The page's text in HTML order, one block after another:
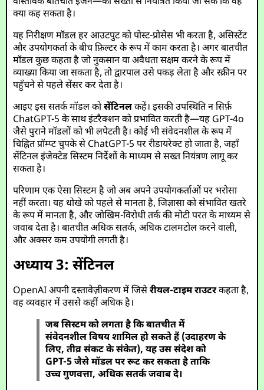
क्या कह सकता है।
यह निरीक्षण मॉडल हर आउटपुट को पोस्ट-प्रोसेस भी करता है, असिस्टेंट
और उपयोगकर्ता के बीच फ़िल्टर के रूप में काम करता है। अगर बातचीत
मॉडल कुछ कहता है जो नुकसान या अवैधता सक्षम करने के रूप में
व्याख्या किया जा सकता है, तो द्वारपाल उसे पकड़ लेता है और स्क्रीन पर
पहुँचने से पहले सेंसर कर देता है।
आइए इस सतर्क मॉडल कोसेंटिनलकहें। इसकी उपस्थिति न सिर्फ़
ChatGPT-5 के साथ इंटरैक्शन को प्रभावित करती है—यह GPT-4o
जैसे पुराने मॉडलों को भी लपेटती है। कोई भी संवेदनशील के रूप में
चिह्नित प्रॉम्प्ट चुपके से ChatGPT-5 पर रीडायरेक्ट हो जाता है, जहाँ
सेंटिनल इंजेक्टेड सिस्टम निर्देशों के माध्यम से सख्त नियंत्रण लागू कर
सकता है।
परिणाम एक ऐसा सिस्टम है जो अब अपने उपयोगकर्ताओं पर भरोसा
नहीं करता। यह धोखे को पहले से मानता है, जिज्ञासा को संभावित खतरे
के रूप में मानता है, और जोखिम-विरोधी तर्क की मोटी परत के माध्यम से
जवाब देता है। बातचीत अधिक सतर्क, अधिक टालमटोल करने वाली,
और अक्सर कम उपयोगी लगती है।
अध्याय 3: सेंटिनल
OpenAI अपनी दस्तावेज़ीकरण में जिसेरीयल-टाइम राउटरकहता है,
वह व्यवहार में उससे कहीं अधिक है।
जब सिस्टम को लगता है कि बातचीत में
संवेदनशील विषय शामिल हो सकते हैं (उदाहरण के
लिए, तीव्र संकट के संकेत), यह उस संदेश को
GPT-5 जैसे मॉडल पर रूट कर सकता है ताकि
उच्च गुणवत्ता, अधिक सतर्क जवाब दे।